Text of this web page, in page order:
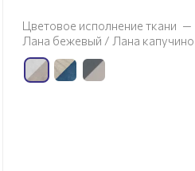
Цветовое исполнение ткани —
Лана бежевый / Лана капучино